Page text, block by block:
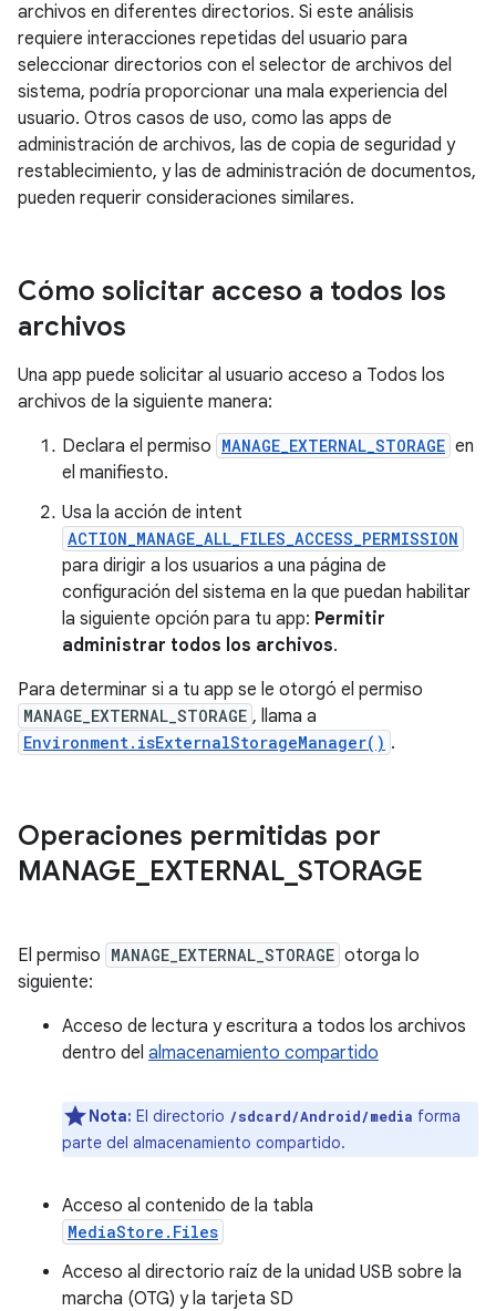
archivos en diferentes directorios. Si este análisis
requiere interacciones repetidas del usuario para
seleccionar directorios con el selector de archivos del
sistema, podría proporcionar una mala experiencia del
usuario. Otros casos de uso, como las apps de
administración de archivos, las de copia de seguridad y
restablecimiento, y las de administración de documentos,
pueden requerir consideraciones similares.
Cómo solicitar acceso a todos los
archivos
Una app puede solicitar al usuario acceso a Todos los
archivos de la siguiente manera:
Declara el permiso MANAGE_EXTERNAL_STORAGE en
el manifiesto.
Usa la acción de intent
ACTION_MANAGE_ALL_FILES_ACCESS_PERMISSION
para dirigir a los usuarios a una página de
configuración del sistema en la que puedan habilitar
la siguiente opción para tu app: Permitir
administrar todos los archivos.
Para determinar si a tu app se le otorgó el permiso
MANAGE_EXTERNAL_STORAGE , llama a
Environment.isExternalStorageManager() .
Operaciones permitidas por
MANAGE EXTERNAL STORAGE
El permiso MANAGE_EXTERNAL_STORAGE otorga lo
siguiente:
Acceso de lectura y escritura a todos los archivos
dentro del almacenamiento compartido
Nota: El directorio /sdcard/Android/media forma
parte del almacenamiento compartido.
Acceso al contenido de la tabla
MediaStore.Files
Acceso al directorio raíz de la unidad USB sobre la
marcha (OTG) y la tarjeta SD